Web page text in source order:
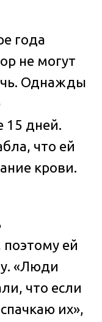
года
не могут
Однажды
15 дней.
что ей
крови.
ей
«Люди
что если
их»,